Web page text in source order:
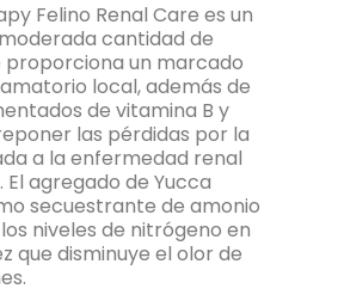
Felino Renal Care es un
cantidad de
un marcado
local, además de
de vitamina B y
las pérdidas por la
a la enfermedad renal
El agregado de Yucca
secuestrante de amonio
niveles de nitrógeno en
que disminuye el olor de